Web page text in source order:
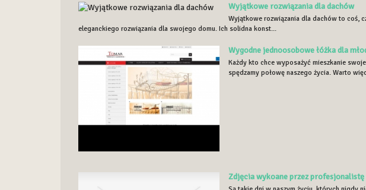
Wyjątkowe rozwiązania dla dachów
Wyjątkowe rozwiązania dla dachów to coś,
eleganckiego rozwiązania dla swojego domu. Ich solidna konst...
Wygodne jednoosobowe łóżka dla
Każdy kto chce wyposażyć mieszkanie
spędzamy połowę naszego życia. Warto
Zdjęcia wykoane przez profesjonalistę